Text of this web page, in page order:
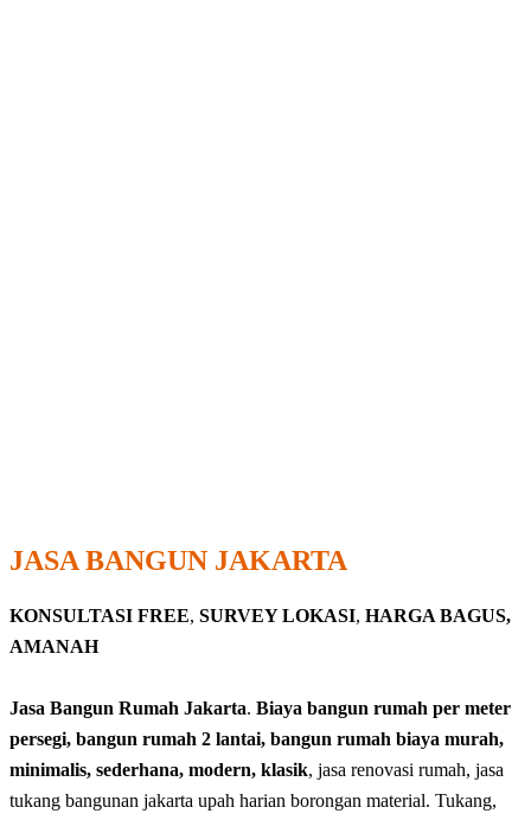
JASA BANGUN JAKARTA
KONSULTASI FREE, SURVEY LOKASI, HARGA BAGUS,
AMANAH
Jasa Bangun Rumah Jakarta. Biaya bangun rumah per meter
persegi, bangun rumah 2 lantai, bangun rumah biaya murah,
minimalis, sederhana, modern, klasik, jasa renovasi rumah, jasa
tukang bangunan jakarta upah harian borongan material. Tukang,